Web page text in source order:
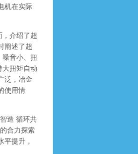
机在实际
介绍了超
阐述了超
噪音小、扭
大扭矩自动
泛，冶金
使用情
造 循环共
合力探索
提升，